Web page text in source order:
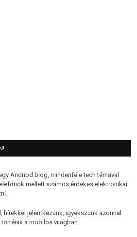
Andriod blog, mindenféle tech témával
mellett számos érdekes elektronikai
hírekkel jelentkezünk, igyekszünk azonnal
a mobilos világban.